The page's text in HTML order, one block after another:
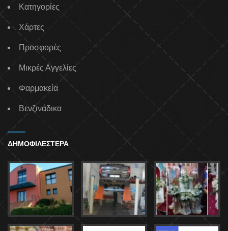
Κατηγορίες
Χάρτες
Προσφορές
Μικρές Αγγελίες
Φαρμακεία
Βενζινάδικα
ΔΗΜΟΦΙΛΕΣΤΕΡΑ